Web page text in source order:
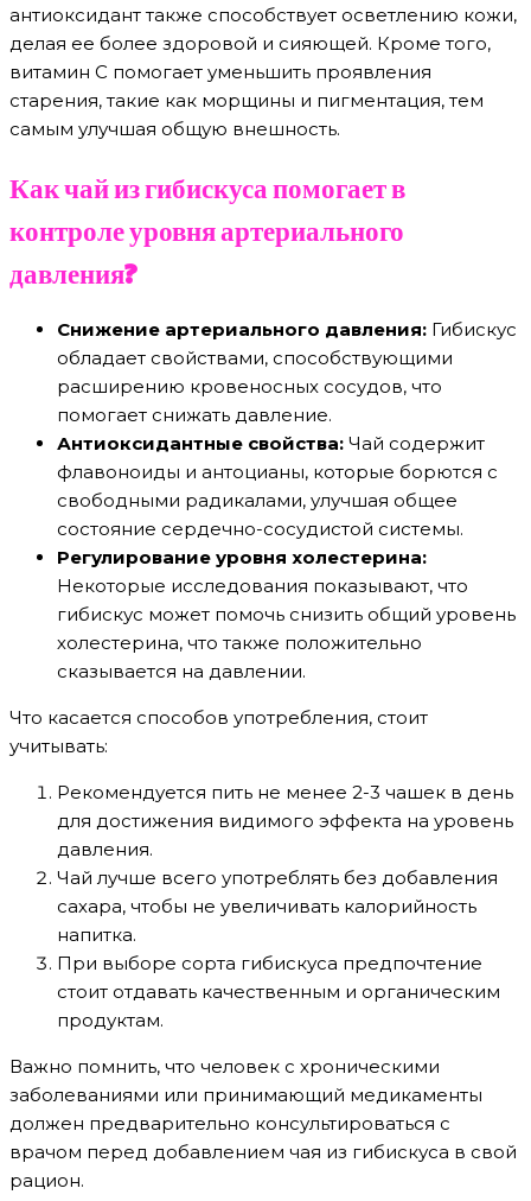
антиоксидант также способствует осветлению кожи,
делая ее более здоровой и сияющей. Кроме того,
витамин C помогает уменьшить проявления
старения, такие как морщины и пигментация, тем
самым улучшая общую внешность.
Как чай из гибискуса помогает в
контроле уровня артериального
давления?
Снижение артериального давления: Гибискус
обладает свойствами, способствующими
расширению кровеносных сосудов, что
помогает снижать давление.
Антиоксидантные свойства: Чай содержит
флавоноиды и антоцианы, которые борются с
свободными радикалами, улучшая общее
состояние сердечно-сосудистой системы.
Регулирование уровня холестерина:
Некоторые исследования показывают, что
гибискус может помочь снизить общий уровень
холестерина, что также положительно
сказывается на давлении.
Что касается способов употребления, стоит
учитывать:
Рекомендуется пить не менее 2-3 чашек в день
для достижения видимого эффекта на уровень
давления.
Чай лучше всего употреблять без добавления
сахара, чтобы не увеличивать калорийность
напитка.
При выборе сорта гибискуса предпочтение
стоит отдавать качественным и органическим
продуктам.
Важно помнить, что человек с хроническими
заболеваниями или принимающий медикаменты
должен предварительно консультироваться с
врачом перед добавлением чая из гибискуса в свой
рацион.